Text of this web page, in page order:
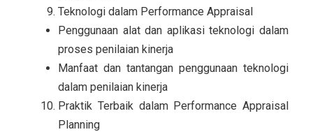
Teknologi dalam Performance Appraisal
Penggunaan alat dan aplikasi teknologi dalam
proses penilaian kinerja
Manfaat dan tantangan penggunaan teknologi
dalam penilaian kinerja
Praktik Terbaik dalam Performance Appraisal
Planning